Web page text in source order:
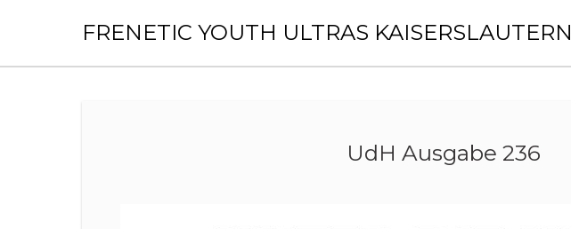
FRENETIC YOUTH ULTRAS KAISERSLAUTERN
UdH Ausgabe 236